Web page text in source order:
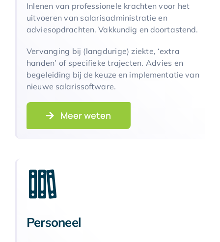
Inlenen van professionele krachten voor het
uitvoeren van salarisadministratie en
adviesopdrachten. Vakkundig en doortastend.
Vervanging bij (langdurige) ziekte, ‘extra
handen’ of specifieke trajecten. Advies en
begeleiding bij de keuze en implementatie van
nieuwe salarissoftware.
Meer weten
Personeel